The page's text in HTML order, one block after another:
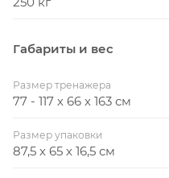
другую на выбор
Габариты и вес
Размер тренажера
77 - 117 х 66 х 163 см
Размер упаковки
87,5 х 65 х 16,5 см